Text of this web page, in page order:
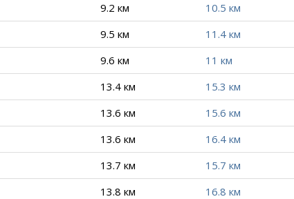
9.2 км 10.5 км
9.5 км 11.4 км
9.6 км 11 км
13.4 км 15.3 км
13.6 км 15.6 км
13.6 км 16.4 км
13.7 км 15.7 км
13.8 км 16.8 км